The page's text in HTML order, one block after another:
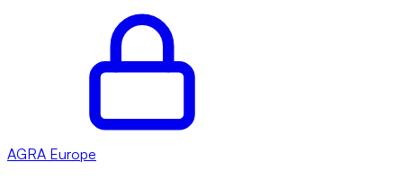
AGRA Europe